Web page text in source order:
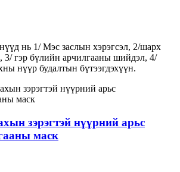
нь 1/ Мэс заслын хэрэгсэл, 2/шарх
3/ гэр бүлийн арчилгааны шийдэл, 4/
нүүр будалтын бүтээгдэхүүн.
зэрэгтэй нүүрний арьс
маск